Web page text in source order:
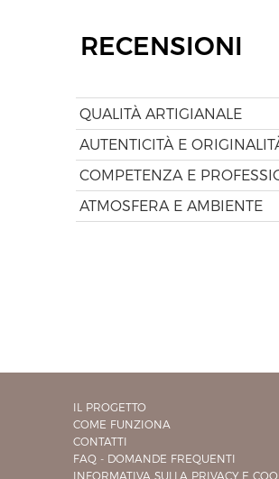
RECENSIONI
QUALITÀ ARTIGIANALE
AUTENTICITÀ E
COMPETENZA E
ATMOSFERA E AMBIENTE
IL PROGETTO
COME FUNZIONA
CONTATTI
FAQ - DOMANDE FREQUENTI
INFORMATIVA SULLA PRIVACY E